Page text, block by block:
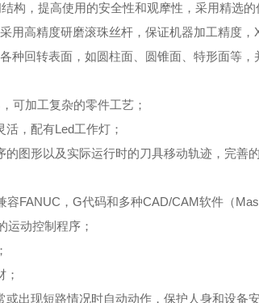
，提高使用的安全性和观摩性，采用精选的
用高精度研磨滚珠丝杆，保证机器加工精度，
种回转表面，如圆柱面、圆锥面、特形面等
加工复杂的零件工艺；
，配有Led工作灯；
形以及实际运行时的刀具移动轨迹，完善
FANUC，G代码和多种CAD/CAM软件（
运动控制程序；
现短路情况时自动动作，保护人身和设备安